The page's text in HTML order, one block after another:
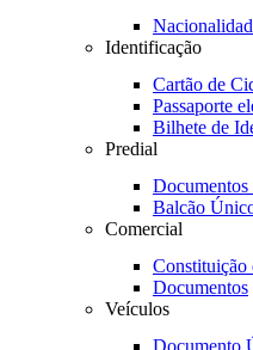
Identificação
Cartão de
Passaporte
Bilhete de
Predial
Documentos
Balcão
Comercial
Constituição
Documentos
Veículos
Documento